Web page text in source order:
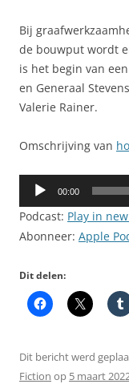
Bij
de bouwput wordt
is het begin van
en Generaal
Valerie Rainer.
Omschrijving van
Audiospeler
00:00
Podcast: Play in
Abonneer: Apple
Dit delen:
Dit bericht werd
Fiction op 5 maart